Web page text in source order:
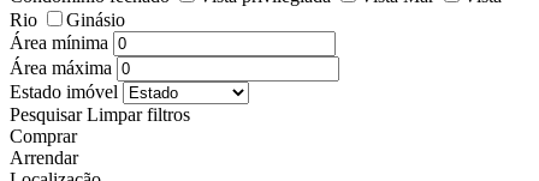
Rio
Ginásio
Área mínima
Área máxima
Estado imóvel
Pesquisar Limpar filtros
Comprar
Arrendar